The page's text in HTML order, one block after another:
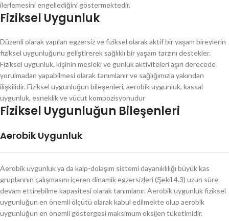
ilerlemesini engellediğini göstermektedir.
Fiziksel Uygunluk
Düzenli olarak yapılan egzersiz ve fiziksel olarak aktif bir yaşam bireylerin
fiziksel uygunluğunu geliştirerek sağlıklı bir yaşam tarzını destekler.
Fiziksel uygunluk, kişinin mesleki ve günlük aktiviteleri aşırı derecede
yorulmadan yapabilmesi olarak tanımlanır ve sağlığımızla yakından
ilişkilidir. Fiziksel uygunluğun bileşenleri, aerobik uygunluk, kassal
uygunluk, esneklik ve vücut kompozisyonudur
Fiziksel Uygunluğun Bileşenleri
Aerobik Uygunluk
Aerobik uygunluk ya da kalp-dolaşım sistemi dayanıklılığı büyük kas
gruplarının çalışmasını içeren dinamik egzersizleri (Şekil 4.3) uzun süre
devam ettirebilme kapasitesi olarak tanımlanır. Aerobik uygunluk fiziksel
uygunluğun en önemli ölçütü olarak kabul edilmekte olup aerobik
uygunluğun en önemli göstergesi maksimum oksijen tüketimidir.